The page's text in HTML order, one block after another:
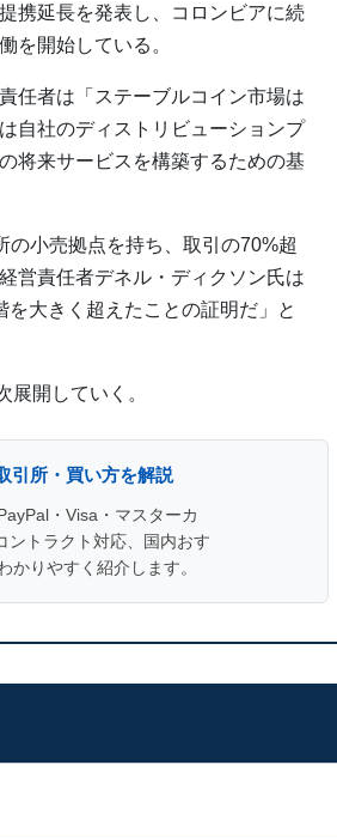
携延長を発表し、コロンビアに続
を開始している。
任者は「ステーブルコイン市場は
自社のディストリビューションプ
将来サービスを構築するための基
の小売拠点を持ち、取引の70%超
営責任者デネル・ディクソン氏は
を大きく超えたことの証明だ」と
開していく。
引所・買い方を解説
・Visa・マスターカ
ントラクト対応、国内おす
りやすく紹介します。